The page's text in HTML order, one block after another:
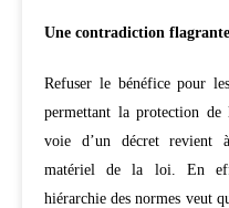
Une contradiction
Refuser le bénéfice pour
permettant la protection
voie d’un décret revient
matériel de la loi. En
hiérarchie des normes veut